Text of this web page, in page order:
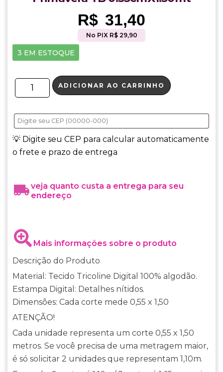
R$ 31,40
No PIX R$ 29,90
3 EM ESTOQUE
ADICIONAR AO CARRINHO
💡 Digite seu CEP para calcular automaticamente
o frete e prazo de entrega
veja quanto custa a entrega para seu
endereço
Mais informações sobre o produto
Descrição do Produto
Material: Tecido Tricoline Digital 100% algodão.
Estampa Digital: Detalhes nítidos.
Dimensões: Cada corte mede 0,55 x 1,50
ATENÇÃO!
Cada unidade representa um corte 0,55 x 1,50
metros. Se você precisa de uma metragem maior,
é só solicitar 2 unidades que representam 1,10m.